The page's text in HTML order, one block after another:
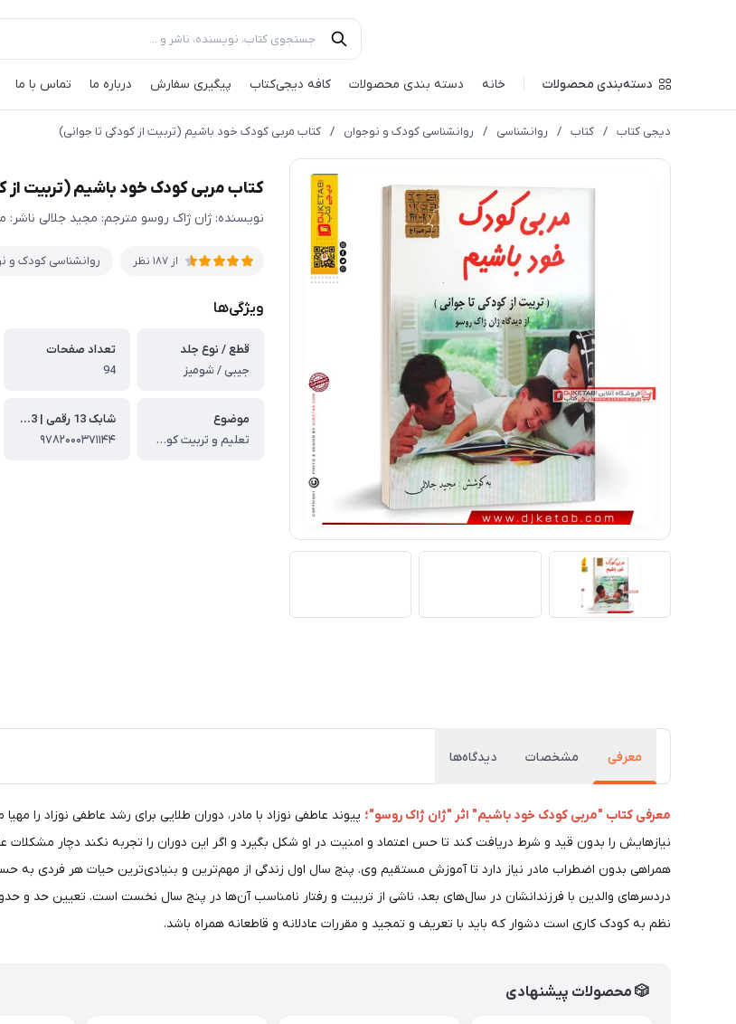
دسته‌بندی محصولات خانه دسته بندی محصولات کافه‌ دیجی‌کتاب پیگیری سفارش درباره ما تماس با ما
دیجی کتاب / کتاب / روانشناسی / روانشناسی کودک و نوجوان / کتاب مربی کودک خود باشیم (تربیت از کودکی تا جوانی)
کتاب مربی کودک خود باشیم (تربیت از
نویسنده: ژان ژاک روسو مترجم: مجید جلالی ناشر:
از 187 نظر روانشناسی کودک و
ویژگی‌ها
قطع / نوع جلد
جیبی / شومیز
تعداد صفحات
94
موضوع
تعلیم و تربیت کودک ، تعلیم و تربیت فرزند از کودکی تا جوانی ، روانشناسی کودک
شابک 13 رقمی | ISBN-13
۹۷۸۲۰۰۰۳۷۱۱۴۴
معرفی مشخصات دیدگاه‌ها
معرفی کتاب "مربی کودک خود باشیم" اثر "ژان ژاک روسو"؛ پیوند عاطفی نوزاد با مادر، دوران طلایی برای رشد عاطفی نوزاد را
نیازهایش را بدون قید و شرط دریافت کند تا حس اعتماد و امنیت در او شکل بگیرد و اگر این دوران را تجربه نکند دچار
همراهی بدون اضطراب مادر نیاز دارد تا آموزش مستقیم وی. پنج سال اول زندگی از مهم‌ترین و بنیادی‌ترین حیات هر فردی به
دردسرهای والدین با فرزندانشان در سال‌های بعد، ناشی از تربیت و رفتار نامناسب آن‌ها در پنج سال نخست است. تعیین حد و
نظم به کودک کاری است دشوار که باید با تعریف و تمجید و مقررات عادلانه و قاطعانه همراه باشد.
🎲 محصولات پیشنهادی